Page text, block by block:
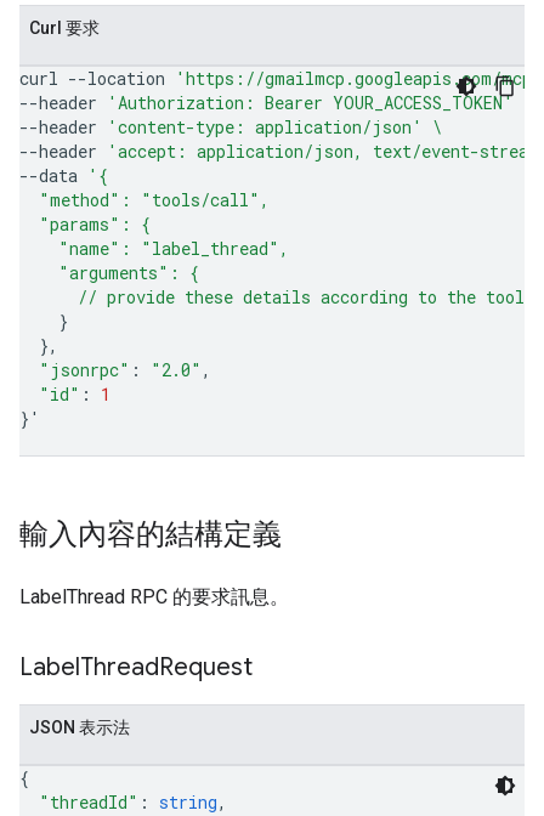
Curl 要求
curl --location
'https://gmailmcp.googleapis.com/
--header
'Authorization: Bearer YOUR_ACCESS_TOKEN'
--header
'content-type: application/json'
\
--header
'accept: application/json, text/event-
--data '{
  "method": "tools/call",
  "params": {
    "name": "label_thread",
    "arguments": {
      // provide these details according to the tool'
}
}
"jsonrpc" : "2.0"
"id" :
1
} '
輸入內容的結構定義
LabelThread RPC 的要求訊息。
LabelThreadRequest
JSON 表示法
{
"threadId" : string,